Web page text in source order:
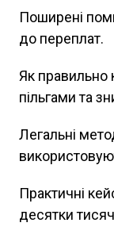
Поширені
до переплат.
Як правильно
пільгами та
Легальні
Практичні
десятки